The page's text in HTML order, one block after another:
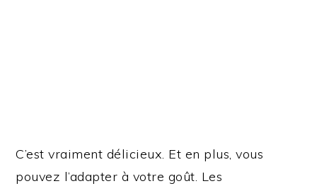
C’est vraiment délicieux. Et en plus, vous
pouvez l’adapter à votre goût. Les